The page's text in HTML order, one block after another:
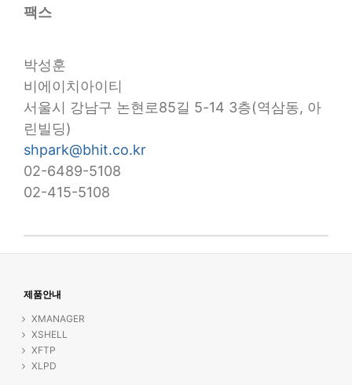
팩스
박성훈
비에이치아이티
서울시 강남구 논현로85길 5-14 3층(역삼동, 아
린빌딩)
shpark@bhit.co.kr
02-6489-5108
02-415-5108
제품안내
XMANAGER
XSHELL
XFTP
XLPD